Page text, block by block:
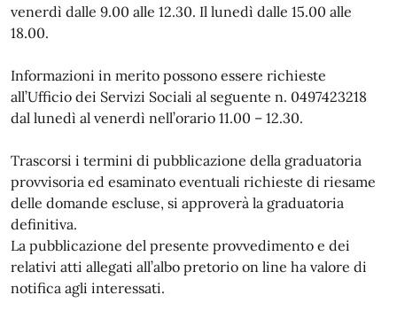
venerdì dalle 9.00 alle 12.30. Il lunedì dalle 15.00 alle
18.00.
Informazioni in merito possono essere richieste
all’Ufficio dei Servizi Sociali al seguente n. 0497423218
dal lunedì al venerdì nell’orario 11.00 – 12.30.
Trascorsi i termini di pubblicazione della graduatoria
provvisoria ed esaminato eventuali richieste di riesame
delle domande escluse, si approverà la graduatoria
definitiva.
La pubblicazione del presente provvedimento e dei
relativi atti allegati all’albo pretorio on line ha valore di
notifica agli interessati.